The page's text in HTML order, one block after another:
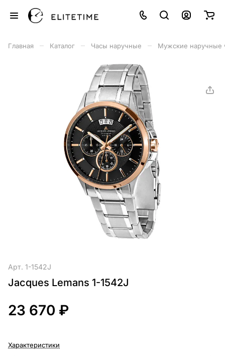
Главная Каталог Часы наручные Мужские наручные
Арт. 1-1542J
Jacques Lemans 1-1542J
23 670 ₽
Характеристики